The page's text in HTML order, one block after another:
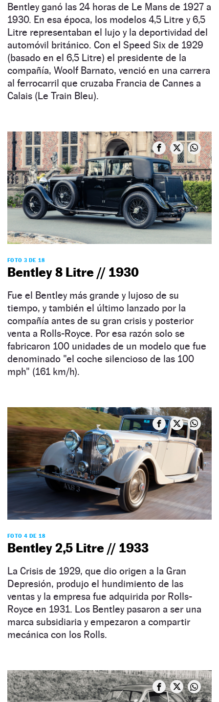
Bentley ganó las 24 horas de Le Mans de 1927 a
1930. En esa época, los modelos 4,5 Litre y 6,5
Litre representaban el lujo y la deportividad del
automóvil británico. Con el Speed Six de 1929
(basado en el 6,5 Litre) el presidente de la
compañía, Woolf Barnato, venció en una carrera
al ferrocarril que cruzaba Francia de Cannes a
Calais (Le Train Bleu).
FOTO 3 DE 18
Bentley 8 Litre // 1930
Fue el Bentley más grande y lujoso de su
tiempo, y también el último lanzado por la
compañía antes de su gran crisis y posterior
venta a Rolls-Royce. Por esa razón solo se
fabricaron 100 unidades de un modelo que fue
denominado "el coche silencioso de las 100
mph" (161 km/h).
FOTO 4 DE 18
Bentley 2,5 Litre // 1933
La Crisis de 1929, que dio origen a la Gran
Depresión, produjo el hundimiento de las
ventas y la empresa fue adquirida por Rolls-
Royce en 1931. Los Bentley pasaron a ser una
marca subsidiaria y empezaron a compartir
mecánica con los Rolls.